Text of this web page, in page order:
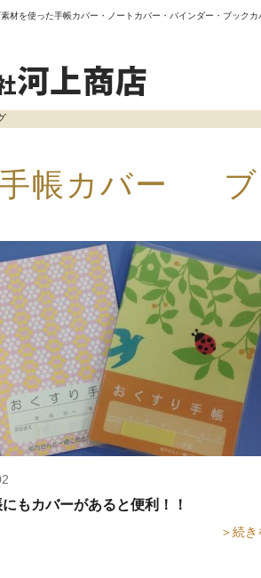
材を使った手帳カバー・ノートカバー・バインダー・ブック
手帳カバー ブ
もカバーがあると便利！！
＞続